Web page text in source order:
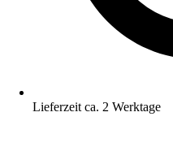
Lieferzeit ca. 2 Werktage